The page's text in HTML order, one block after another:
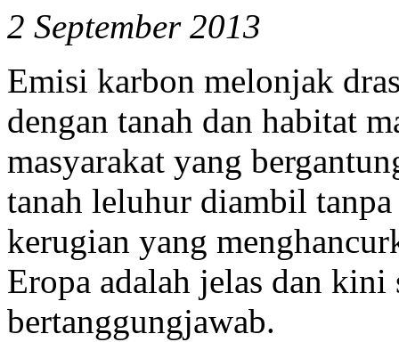
2 September 2013
Emisi karbon melonjak
dengan tanah dan habitat
masyarakat yang
tanah leluhur diambil
kerugian yang
Eropa adalah jelas dan kini
bertanggungjawab.